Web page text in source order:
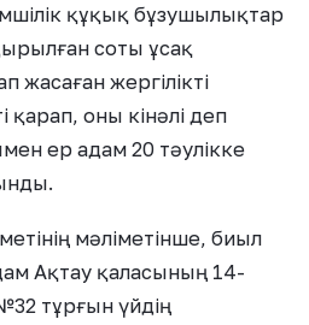
құқық бұзушылықтар
соты ұсақ
жасаған жергілікті
қарап, оны кінәлі деп
ер адам 20 тәулікке
мәліметінше, биыл
Ақтау қаласының 14-
тұрғын үйдің